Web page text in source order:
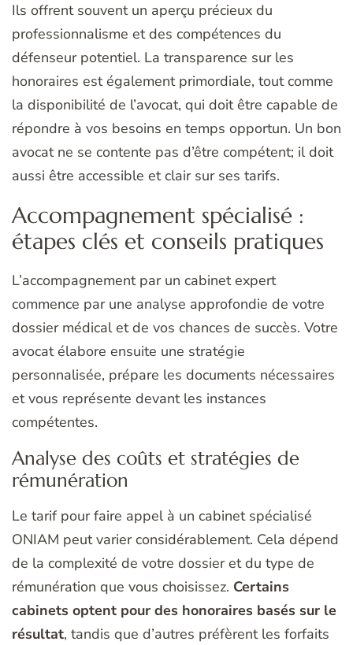
Ils offrent souvent un aperçu précieux du
professionnalisme et des compétences du
défenseur potentiel. La transparence sur les
honoraires est également primordiale, tout comme
la disponibilité de l’avocat, qui doit être capable de
répondre à vos besoins en temps opportun. Un bon
avocat ne se contente pas d’être compétent; il doit
aussi être accessible et clair sur ses tarifs.
Accompagnement spécialisé :
étapes clés et conseils pratiques
L’accompagnement par un cabinet expert
commence par une analyse approfondie de votre
dossier médical et de vos chances de succès. Votre
avocat élabore ensuite une stratégie
personnalisée, prépare les documents nécessaires
et vous représente devant les instances
compétentes.
Analyse des coûts et stratégies de
rémunération
Le tarif pour faire appel à un cabinet spécialisé
ONIAM peut varier considérablement. Cela dépend
de la complexité de votre dossier et du type de
rémunération que vous choisissez. Certains
cabinets optent pour des honoraires basés sur le
résultat, tandis que d’autres préfèrent les forfaits